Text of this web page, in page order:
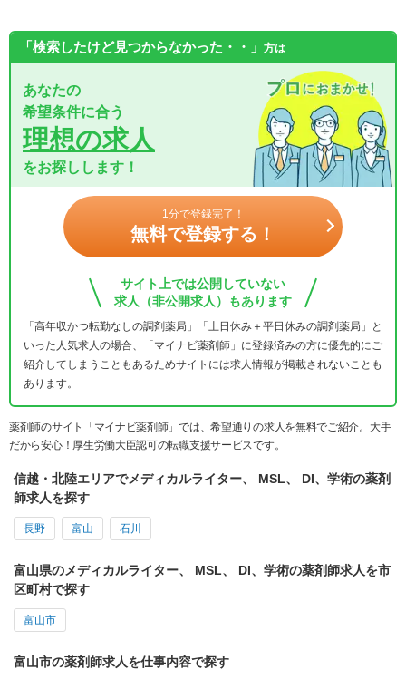
「検索したけど見つからなかった・・」 方は
あなたの
希望条件に合う
理想の求人
をお探しします！
1分で登録完了！
無料で登録する！
サイト上では公開していない
求人（非公開求人）もあります
「高年収かつ転勤なしの調剤薬局」「土日休み＋平日休みの調剤薬局」と
いった人気求人の場合、「マイナビ薬剤師」に登録済みの方に優先的にご
紹介してしまうこともあるためサイトには求人情報が掲載されないことも
あります。
薬剤師のサイト「マイナビ薬剤師」では、希望通りの求人を無料でご紹介。大手
だから安心！厚生労働大臣認可の転職支援サービスです。
信越・北陸エリアでメディカルライター、 MSL、 DI、学術の薬剤
師求人を探す
長野 富山 石川
富山県のメディカルライター、 MSL、 DI、学術の薬剤師求人を市
区町村で探す
富山市
富山市の薬剤師求人を仕事内容で探す